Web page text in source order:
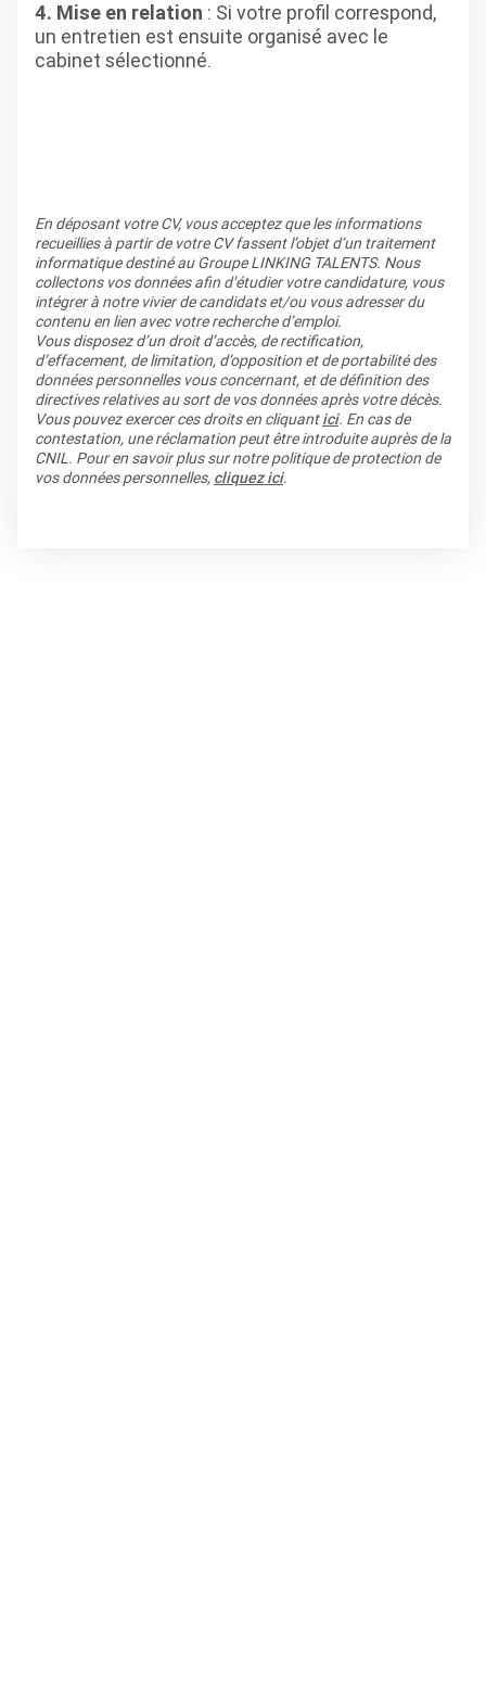
4. Mise en relation : Si votre profil correspond,
un entretien est ensuite organisé avec le
cabinet sélectionné.
En déposant votre CV, vous acceptez que les informations
recueillies à partir de votre CV fassent l’objet d’un traitement
informatique destiné au Groupe LINKING TALENTS. Nous
collectons vos données afin d’étudier votre candidature, vous
intégrer à notre vivier de candidats et/ou vous adresser du
contenu en lien avec votre recherche d’emploi.
Vous disposez d’un droit d’accès, de rectification,
d’effacement, de limitation, d’opposition et de portabilité des
données personnelles vous concernant, et de définition des
directives relatives au sort de vos données après votre décès.
Vous pouvez exercer ces droits en cliquantici. En cas de
contestation, une réclamation peut être introduite auprès de la
CNIL. Pour en savoir plus sur notre politique de protection de
vos données personnelles, cliquez ici.